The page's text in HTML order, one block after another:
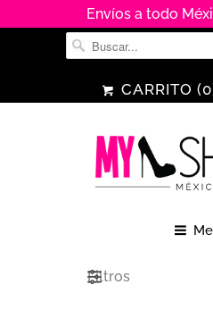
Envíos a todo
CARRITO (0
Filtros